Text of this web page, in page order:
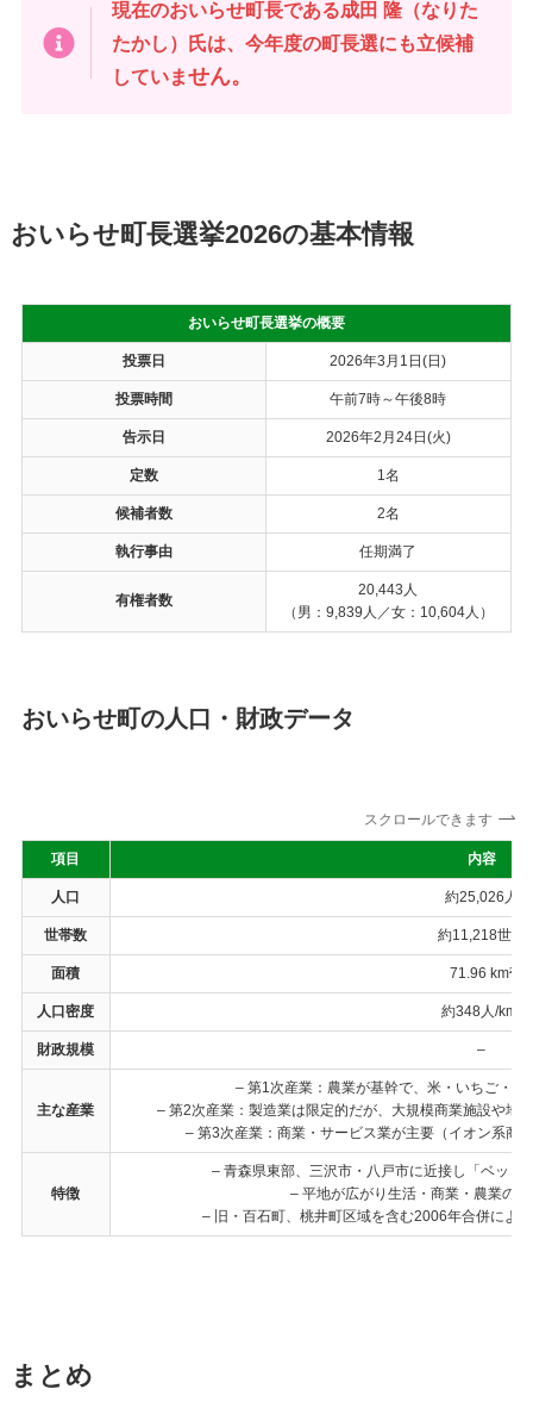
現在のおいらせ町長である成田 隆（なりた
たかし）氏は、今年度の町長選にも立候補
していません。
おいらせ町長選挙2026の基本情報
おいらせ町長選挙の概要
投票日 2026年3月1日(日)
投票時間 午前7時～午後8時
告示日 2026年2月24日(火)
定数 1名
候補者数 2名
執行事由 任期満了
有権者数
20,443人
（男：9,839人／女：10,604人）
おいらせ町の人口・財政データ
スクロールできます
項目 内容
人口 約25,026人
世帯数 約11,218世帯
面積 71.96 km²
人口密度 約348人/km²
財政規模 –
主な産業
– 第1次産業：農業が基幹で、米・いちご・
– 第2次産業：製造業は限定的だが、大規模商業施設や地
– 第3次産業：商業・サービス業が主要（イオン系商
特徴
– 青森県東部、三沢市・八戸市に近接し「ベッド
– 平地が広がり生活・商業・農業の
– 旧・百石町、桃井町区域を含む2006年合併によ
まとめ